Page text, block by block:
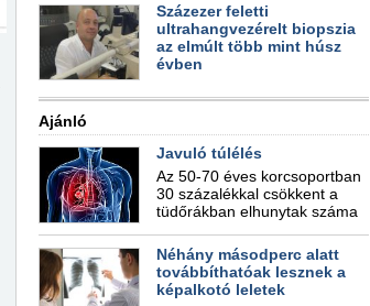
Százezer feletti
ultrahangvezérelt biopszia
az elmúlt több mint húsz
évben
Ajánló
Javuló túlélés
Az 50-70 éves korcsoportban
30 százalékkal csökkent a
tüdőrákban elhunytak száma
Néhány másodperc alatt
továbbíthatóak lesznek a
képalkotó leletek